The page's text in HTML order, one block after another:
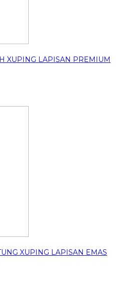
XUPING LAPISAN PREMIUM
XUPING LAPISAN EMAS